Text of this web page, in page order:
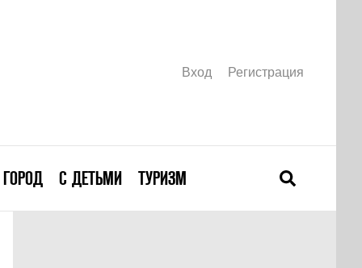
Вход Регистрация
ГОРОД С ДЕТЬМИ ТУРИЗМ